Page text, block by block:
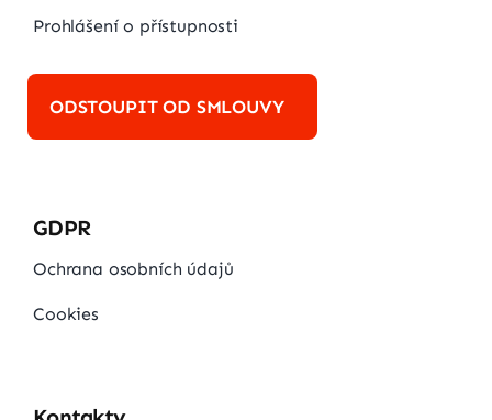
Prohlášení o přístupnosti
ODSTOUPIT OD SMLOUVY
GDPR
Ochrana osobních údajů
Cookies